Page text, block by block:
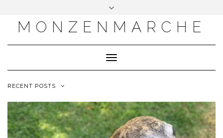
MONZENMARCHE
Toggle
Navigation
RECENT POSTS